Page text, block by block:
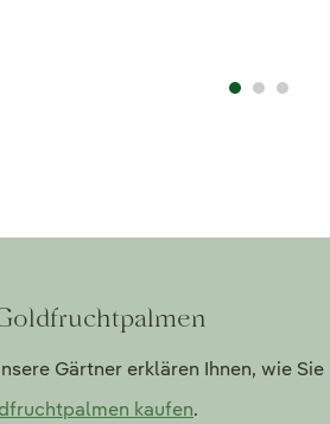
Gärtner erklären Ihnen, wie Sie
kaufen.